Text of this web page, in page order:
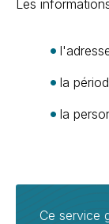
Les
la
la
Ce service